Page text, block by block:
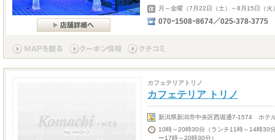
月～金曜（7月22日（土）～8月15日（火
070ｰ1508ｰ8674／025-378-3775
カフェテリアトリノ
カフェテリア トリノ
新潟県新潟市中央区西堀通7-1574 ホテ
10時～20時30分（ランチ11時～14時30
ー17時～20時30分）